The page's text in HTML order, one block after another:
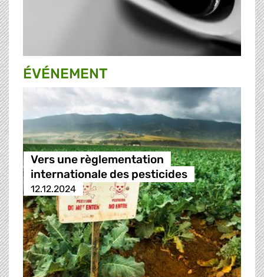
ÉVÉNEMENT
Vers une règlementation
internationale des pesticides
12.12.2024